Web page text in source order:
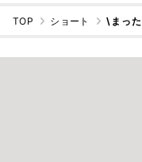
TOP ショート \まっ